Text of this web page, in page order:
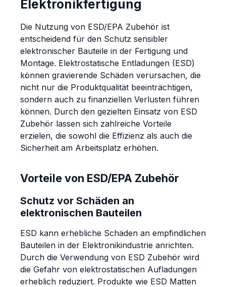
Elektronikfertigung
Die Nutzung von ESD/EPA Zubehör ist
entscheidend für den Schutz sensibler
elektronischer Bauteile in der Fertigung und
Montage. Elektrostatische Entladungen (ESD)
können gravierende Schäden verursachen, die
nicht nur die Produktqualität beeinträchtigen,
sondern auch zu finanziellen Verlusten führen
können. Durch den gezielten Einsatz von ESD
Zubehör lassen sich zahlreiche Vorteile
erzielen, die sowohl die Effizienz als auch die
Sicherheit am Arbeitsplatz erhöhen.
Vorteile von ESD/EPA Zubehör
Schutz vor Schäden an
elektronischen Bauteilen
ESD kann erhebliche Schäden an empfindlichen
Bauteilen in der Elektronikindustrie anrichten.
Durch die Verwendung von ESD Zubehör wird
die Gefahr von elektrostatischen Aufladungen
erheblich reduziert. Produkte wie ESD Matten